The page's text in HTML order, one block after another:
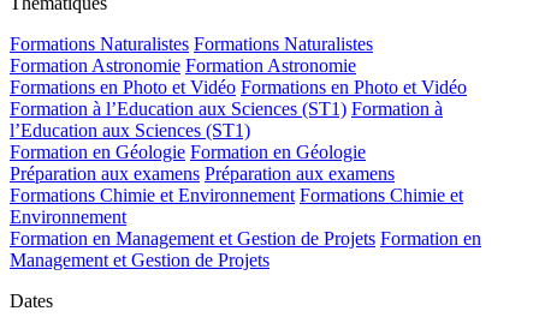
Formations Naturalistes Formations Naturalistes
Formation Astronomie Formation Astronomie
Formations en Photo et Vidéo Formations en Photo et Vidéo
Formation à l’Education aux Sciences (ST1) Formation à
l’Education aux Sciences (ST1)
Formation en Géologie Formation en Géologie
Préparation aux examens Préparation aux examens
Formations Chimie et Environnement Formations Chimie et
Environnement
Formation en Management et Gestion de Projets Formation en
Management et Gestion de Projets
Dates